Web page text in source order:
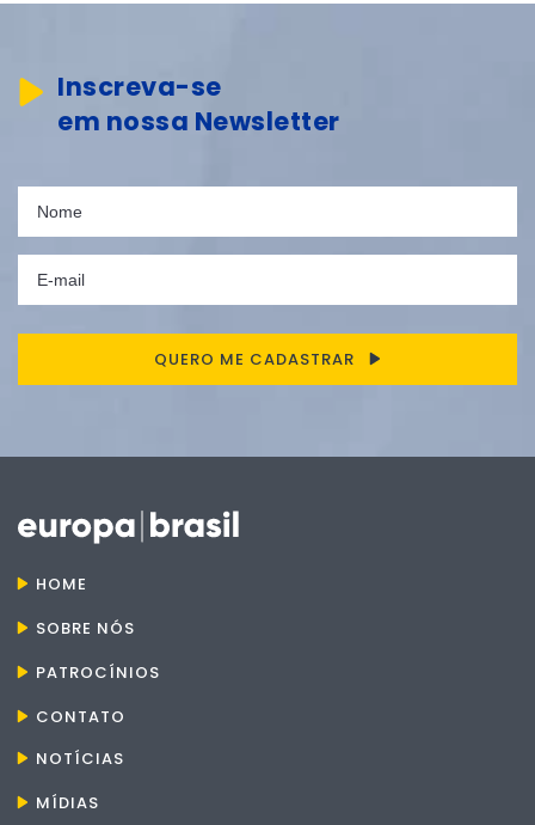
Inscreva-se
em nossa Newsletter
QUERO ME CADASTRAR
HOME
SOBRE NÓS
PATROCÍNIOS
CONTATO
NOTÍCIAS
MÍDIAS